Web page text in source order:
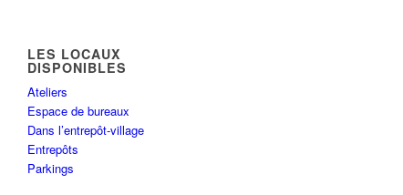
LES LOCAUX
DISPONIBLES
Ateliers
Espace de bureaux
Dans l’entrepôt-village
Entrepôts
Parkings